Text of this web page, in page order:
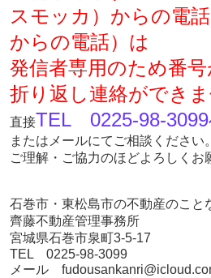
スモッカ）からの電
からの電話）は
発信者専用のため番号
折り返し連絡ができま
直接TEL 0225-98-
またはメールにてご相談ください。
ご理解・ご協力のほどよろしくお
石巻市・東松島市の不動産のこと
齊藤不動産管理事務所
宮城県石巻市泉町3-5-17
TEL 0225-98-3099
メール